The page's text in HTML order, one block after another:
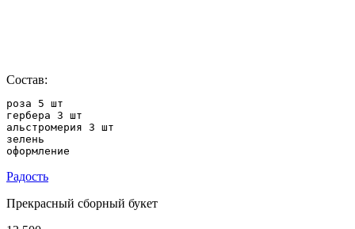
Состав:
роза 5 шт
гербера 3 шт
альстромерия 3 шт
зелень
оформление
Радость
Прекрасный сборный букет